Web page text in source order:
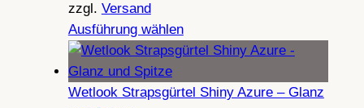
zzgl. Versand
Ausführung wählen
Wetlook Strapsgürtel Shiny Azure – Glanz